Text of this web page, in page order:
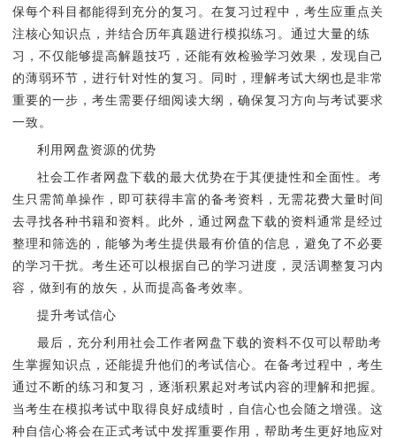
保每个科目都能得到充分的复习。在复习过程中，考生应重点关
注核心知识点，并结合历年真题进行模拟练习。通过大量的练
习，不仅能够提高解题技巧，还能有效检验学习效果，发现自己
的薄弱环节，进行针对性的复习。同时，理解考试大纲也是非常
重要的一步，考生需要仔细阅读大纲，确保复习方向与考试要求
一致。
利用网盘资源的优势
社会工作者网盘下载的最大优势在于其便捷性和全面性。考
生只需简单操作，即可获得丰富的备考资料，无需花费大量时间
去寻找各种书籍和资料。此外，通过网盘下载的资料通常是经过
整理和筛选的，能够为考生提供最有价值的信息，避免了不必要
的学习干扰。考生还可以根据自己的学习进度，灵活调整复习内
容，做到有的放矢，从而提高备考效率。
提升考试信心
最后，充分利用社会工作者网盘下载的资料不仅可以帮助考
生掌握知识点，还能提升他们的考试信心。在备考过程中，考生
通过不断的练习和复习，逐渐积累起对考试内容的理解和把握。
当考生在模拟考试中取得良好成绩时，自信心也会随之增强。这
种自信心将会在正式考试中发挥重要作用，帮助考生更好地应对